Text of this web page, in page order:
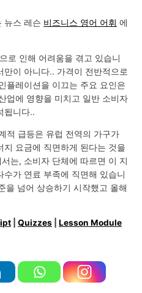
뉴스 레슨 비즈니스 영어 어휘 에
로 인해 어려움을 겪고 있습니
이 아니다.. 가격이 전반적으로
플레이션을 이끄는 주요 요인은
업에 영향을 미치고 일반 소비자
됩니다..
적 급등은 유럽 전역의 가구가
요금에 직면하게 된다는 것을
는, 소비자 단체에 따르면 이 지
가 연료 부족에 직면해 있습니
을 넘어 상승하기 시작했고 올해
|Quizzes |Lesson Module